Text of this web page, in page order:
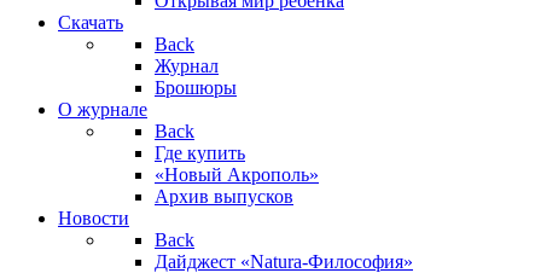
Скачать
Back
Журнал
Брошюры
О журнале
Back
Где купить
«Новый Акрополь»
Архив выпусков
Новости
Back
Дайджест «Natura-Философия»